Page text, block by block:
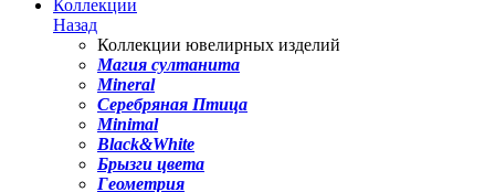
Коллекции
Назад
Коллекции ювелирных изделий
Магия султанита
Mineral
Серебряная Птица
Minimal
Black&White
Брызги цвета
Геометрия